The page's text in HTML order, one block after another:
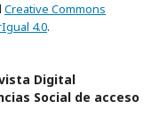
Creative Commons
4.0.
Digital
Social de acceso